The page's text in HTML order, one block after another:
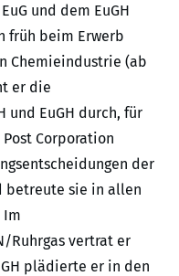
und dem EuGH
früh beim Erwerb
Chemieindustrie (ab
er die
und EuGH durch, für
Corporation
der
betreute sie in allen
Im
Ruhrgas vertrat er
plädierte er in den